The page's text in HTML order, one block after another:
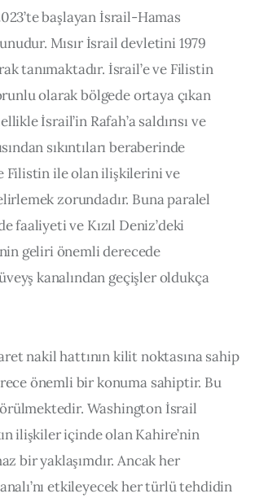
başlayan İsrail-Hamas
Mısır İsrail devletini 1979
tanımaktadır. İsrail’e ve Filistin
olarak bölgede ortaya çıkan
İsrail’in Rafah’a saldırısı ve
sıkıntıları beraberinde
Filistin ile olan ilişkilerini ve
zorundadır. Buna paralel
faaliyeti ve Kızıl Deniz’deki
geliri önemli derecede
kanalından geçişler oldukça
nakil hattının kilit noktasına sahip
önemli bir konuma sahiptir. Bu
Washington İsrail
ilişkiler içinde olan Kahire’nin
bir yaklaşımdır. Ancak her
etkileyecek her türlü tehdidin